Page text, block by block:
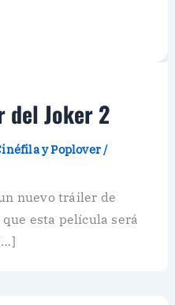
del Joker 2
y Poplover /
nuevo tráiler de
esta película será